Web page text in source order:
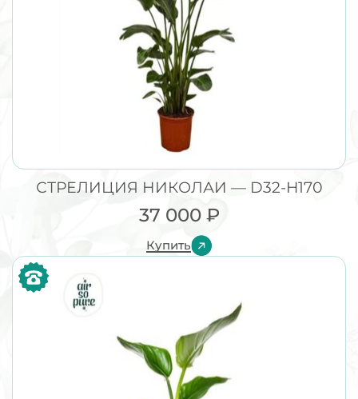
СТРЕЛИЦИЯ НИКОЛАИ — D32-H170
37 000 ₽
Купить